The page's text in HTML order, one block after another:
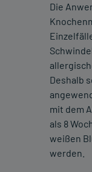
Die
Deshalb
mit dem
als 8
weißen
werden.